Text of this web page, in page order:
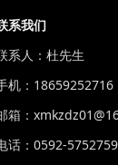
系我们
系人：杜先生
机：18659252716
箱：
话：0592-5752759